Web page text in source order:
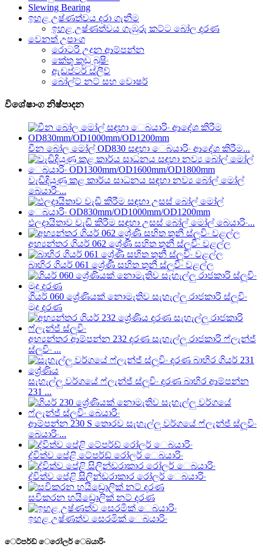
Slewing Bearing
ඉහළ උෂ්ණත්වය දරා ගැනීම
ඉහළ උෂ්ණත්වය ගැඹුරු කට්ට බෝල දරණ
වෙනත් උපාංග
රොටරි උදුන ආම්පන්න
කේතු කුඩු බුෂිං
ඇඩප්ටර් ස්ලීව්
බෝල්ට් නට් සහ වොෂර්
විශේෂාංග නිෂ්පාදන
චීන බෝල මෝල් OD830 සඳහා ෙබයාරිං ආදේශ කිරීම...
වැඩිදියුණු කළ කාර්ය සාධනය සඳහා නව්‍ය බෝල් මෝල්
බෙයාරිං...
ඵලදායිතාව වැඩි කිරීම සඳහා උසස් බෝල් මෝල් බෙයාරිං...
අභ්‍යන්තර ගියර් 062 ශ්‍රේණි සහිත තුනී ස්ලූවිං වළල්ල
බාහිර ගියර් 061 ශ්‍රේණි සහිත තුනී ස්ලූවිං වළල්ල
ගියර් 060 ශ්‍රේණියක් නොමැතිව සැහැල්ලු රාජකාරි ස්ලූවිං
මුදු දරණ
අභ්‍යන්තර ආම්පන්න 232 දරණ සැහැල්ලු රාජකාරි ෆ්ලැන්ජ්
ස්ලූවිං ...
සැහැල්ලු වර්ගයේ ෆ්ලැන්ජ් ස්ලූවිං දරණ බාහිර ආම්පන්න
231 ...
ආම්පන්න 230 S තොරව සැහැල්ලු වර්ගයේ ෆ්ලැන්ජ් ස්ලූවිං
බෙයාරිං...
ද්විත්ව පේළි ටේපර්ඩ් රෝලර් ෙබයාරිං
ද්විත්ව පේළි සිලින්ඩරාකාර රෝලර් ෙබයාරිං
සවිකරන හයිඩ්‍රොලික් නට් දරණ
ඉහළ උෂ්ණත්ව සෙරමික් ෙබයාරිං
ෙට්පර්ඩ් ෙරෝලර් ෙබයාරිං